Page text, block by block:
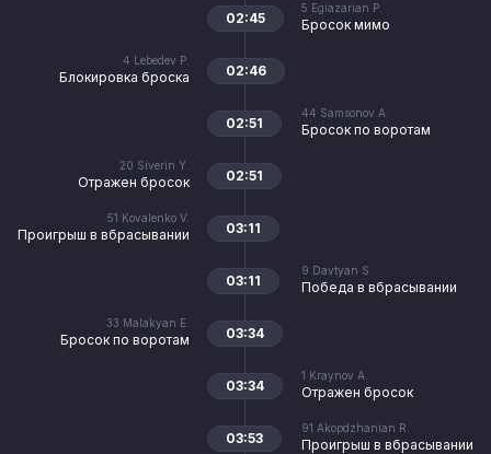
5 Egiazarian P.
Бросок мимо
02:45
4 Lebedev P.
Блокировка броска 02:46
44 Samsonov A.
Бросок по воротам
02:51
20 Siverin Y.
Отражен бросок 02:51
51 Kovalenko V.
Проигрыш в вбрасывании 03:11
9 Davtyan S.
Победа в вбрасывании
03:11
33 Malakyan E.
Бросок по воротам 03:34
1 Kraynov A.
Отражен бросок
03:34
91 Akopdzhanian R.
Проигрыш в вбрасывании
03:53